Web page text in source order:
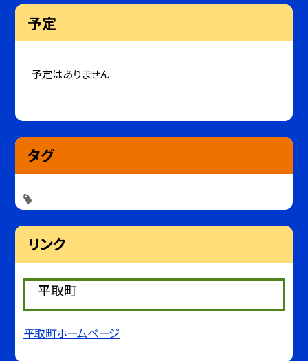
予定
予定はありません
タグ
リンク
平取町
平取町ホームページ